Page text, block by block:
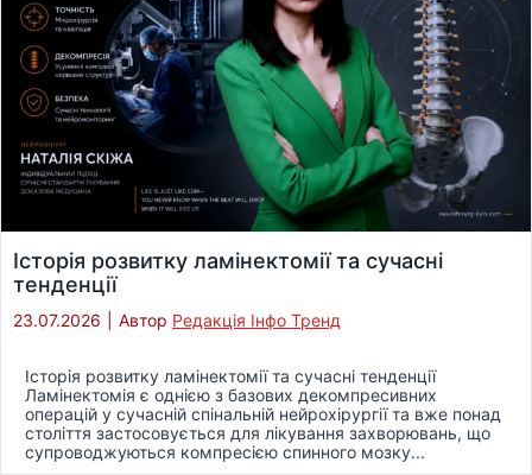
Історія розвитку ламінектомії та сучасні
тенденції
23.07.2026 Автор Редакція Інфо Тренд
Історія розвитку ламінектомії та сучасні тенденції
Ламінектомія є однією з базових декомпресивних
операцій у сучасній спінальній нейрохірургії та вже понад
століття застосовується для лікування захворювань, що
супроводжуються компресією спинного мозку...